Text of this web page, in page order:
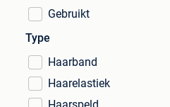
Gebruikt
Type
Haarband
Haarelastiek